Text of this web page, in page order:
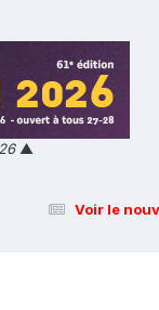
▲
Voir le